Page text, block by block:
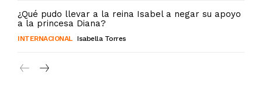
¿Qué pudo llevar a la reina Isabel a negar su apoyo
a la princesa Diana?
INTERNACIONAL Isabella Torres